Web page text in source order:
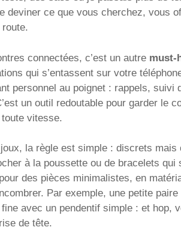
deviner ce que vous cherchez, vous
connectées, c’est un autre must-
qui s’entassent sur votre
personnel au poignet : rappels, suivi
un outil redoutable pour garder le
vitesse.
la règle est simple : discrets
à la poussette ou de bracelets
des pièces minimalistes, en
Par exemple, une petite
avec un pendentif simple : et hop,
de tête.